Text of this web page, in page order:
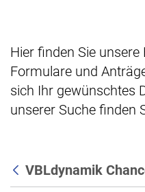
Hier finden Sie unsere
Formulare und
sich Ihr gewünschtes
unserer Suche finden
Zurück
VBLdynamik